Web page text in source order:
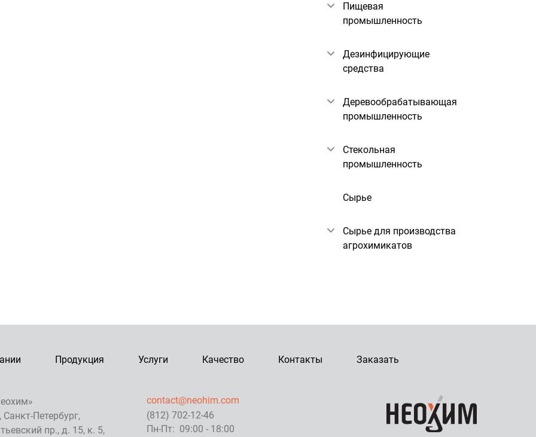
Пищевая
промышленность
Дезинфицирующие
средства
Деревообрабатывающая
промышленность
Стекольная
промышленность
Сырье
Сырье для производства
агрохимикатов
Продукция Услуги Качество Контакты Заказать
Санкт-Петербург,
пр., д. 15, к. 5,
contact@neohim.com
(812) 702-12-46
Пн-Пт: 09:00 - 18:00